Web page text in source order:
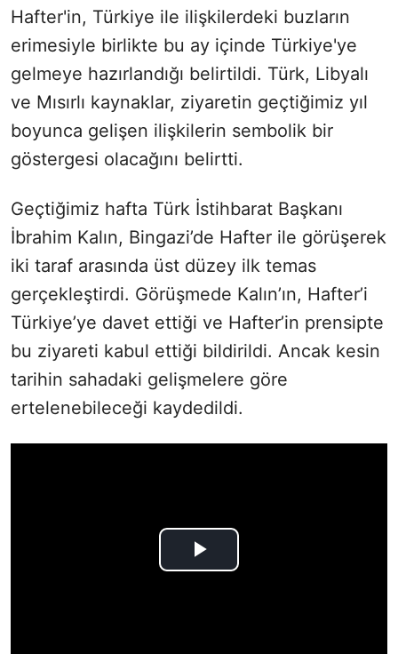
Hafter'in, Türkiye ile ilişkilerdeki buzların
erimesiyle birlikte bu ay içinde Türkiye'ye
gelmeye hazırlandığı belirtildi. Türk, Libyalı
ve Mısırlı kaynaklar, ziyaretin geçtiğimiz yıl
boyunca gelişen ilişkilerin sembolik bir
göstergesi olacağını belirtti.
Geçtiğimiz hafta Türk İstihbarat Başkanı
İbrahim Kalın, Bingazi’de Hafter ile görüşerek
iki taraf arasında üst düzey ilk temas
gerçekleştirdi. Görüşmede Kalın’ın, Hafter’i
Türkiye’ye davet ettiği ve Hafter’in prensipte
bu ziyareti kabul ettiği bildirildi. Ancak kesin
tarihin sahadaki gelişmelere göre
ertelenebileceği kaydedildi.